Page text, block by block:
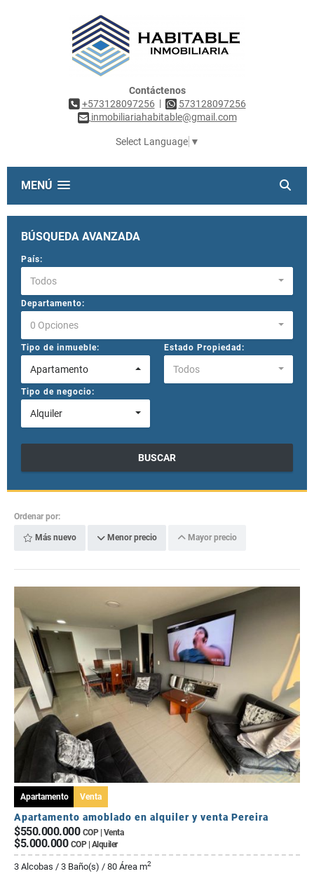
Contáctenos
+573128097256 |
573128097256
inmobiliariahabitable@gmail.com
Select Language ▼
MENÚ
BÚSQUEDA AVANZADA
País:
Todos
Departamento:
0 Opciones
Tipo de inmueble:
Apartamento
Estado Propiedad:
Todos
Tipo de negocio:
Alquiler
BUSCAR
Ordenar por:
Más nuevo Menor precio Mayor precio
Apartamento Venta
Apartamento amoblado en alquiler y venta Pereira
$550.000.000 COP | Venta
$5.000.000 COP | Alquiler
3 Alcobas / 3 Baño(s) / 80 Área m2